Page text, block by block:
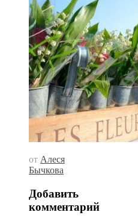
от Алеся
Бычкова
Добавить
комментарий